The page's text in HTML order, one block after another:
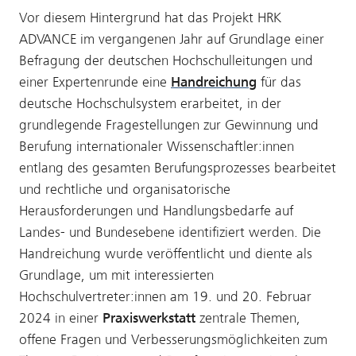
Vor diesem Hintergrund hat das Projekt HRK
ADVANCE im vergangenen Jahr auf Grundlage einer
Befragung der deutschen Hochschulleitungen und
einer Expertenrunde eine Handreichung für das
deutsche Hochschulsystem erarbeitet, in der
grundlegende Fragestellungen zur Gewinnung und
Berufung internationaler Wissenschaftler:innen
entlang des gesamten Berufungsprozesses bearbeitet
und rechtliche und organisatorische
Herausforderungen und Handlungsbedarfe auf
Landes- und Bundesebene identifiziert werden. Die
Handreichung wurde veröffentlicht und diente als
Grundlage, um mit interessierten
Hochschulvertreter:innen am 19. und 20. Februar
2024 in einer Praxiswerkstatt zentrale Themen,
offene Fragen und Verbesserungsmöglichkeiten zum